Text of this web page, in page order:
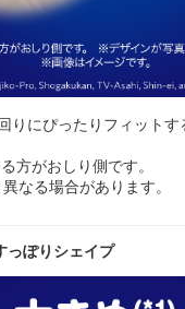
りにぴったりフィット
方がおしり側です。
なる場合があります。
っぽりシェイプ